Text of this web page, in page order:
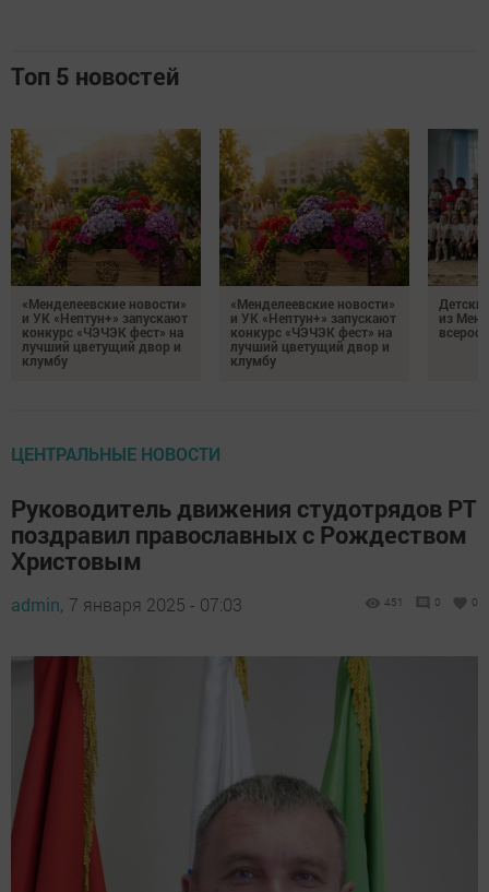
Топ 5 новостей
«Менделеевские новости»
и УК «Нептун+» запускают
конкурс «ЧЭЧЭК фест» на
лучший цветущий двор и
клумбу
«Менделеевские новости»
и УК «Нептун+» запускают
конкурс «ЧЭЧЭК фест» на
лучший цветущий двор и
клумбу
из
ЦЕНТРАЛЬНЫЕ НОВОСТИ
Руководитель движения студотрядов РТ
поздравил православных с Рождеством
Христовым
admin, 7 января 2025 - 07:03 451 0 0